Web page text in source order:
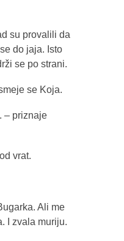
su provalili da
do jaja. Isto
se po strani.
se Koja.
– priznaje
vrat.
Ali me
I zvala muriju.